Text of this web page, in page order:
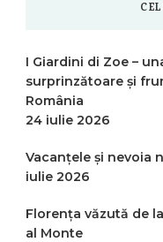
I Giardini di Zoe –
surprinzătoare și
România
24 iulie 2026
Vacanțele și nevoia
iulie 2026
Florența văzută de
al Monte